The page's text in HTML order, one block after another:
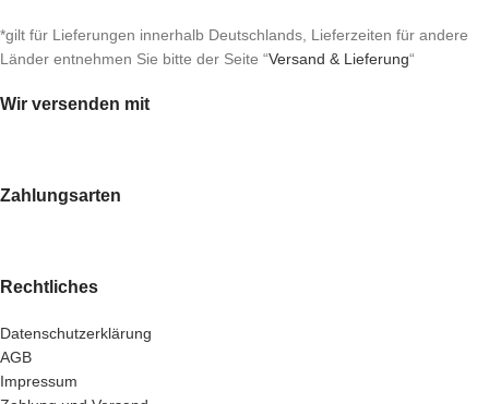
*gilt für Lieferungen innerhalb Deutschlands, Lieferzeiten für andere
Länder entnehmen Sie bitte der Seite “Versand & Lieferung“
Wir versenden mit
Zahlungsarten
Rechtliches
Datenschutzerklärung
AGB
Impressum